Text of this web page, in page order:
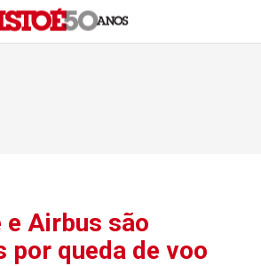
Airbus são
por queda de voo